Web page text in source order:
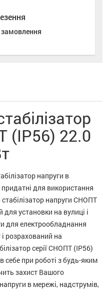
(IP56) 22.0
напруги в
для використання
стабілізатор напруги СНОПТ
установки на вулиці і
для електрообладнання
розрахований на
серії СНОПТ (IP56)
себе при роботі з будь-яким
захист Вашого
в мережі, надструмів,